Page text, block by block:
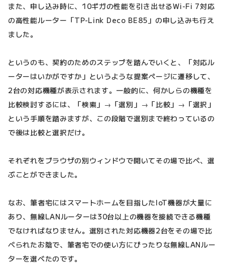
また、申し込み時に、10ギガの性能を引き出せるWi-Fi 7対応
の高性能ルーター「TP-Link Deco BE85」の申し込みも行え
ました。
というのも、契約のためのステップを踏んでいくと、「対応ル
ーターはいかがですか」というような提案ページに遷移して、
2台の対応機種が表示されます。一般的に、何かしらの機種を
比較検討するには、「検索」→「選別」→「比較」→「選択」
という手順を踏みますが、この段階で選別まで終わっているの
で後は比較と選択だけ。
それぞれをブラウザの別ウィンドウで開いてその場で比べ、選
ぶことができました。
なお、筆者宅にはスマートホームを目指したIoT機器が大量に
あり、無線LANルーターは30台以上の機器を接続できる機種
でなければなりません。選別された対応機器2台をその場で比
べられたお陰で、筆者宅での使い方にぴったりな無線LANルー
ターを選べたのです。